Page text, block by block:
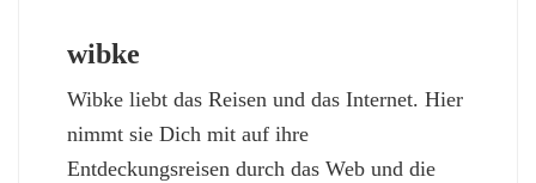
wibke
Wibke liebt das Reisen und das Internet. Hier
nimmt sie Dich mit auf ihre
Entdeckungsreisen durch das Web und die